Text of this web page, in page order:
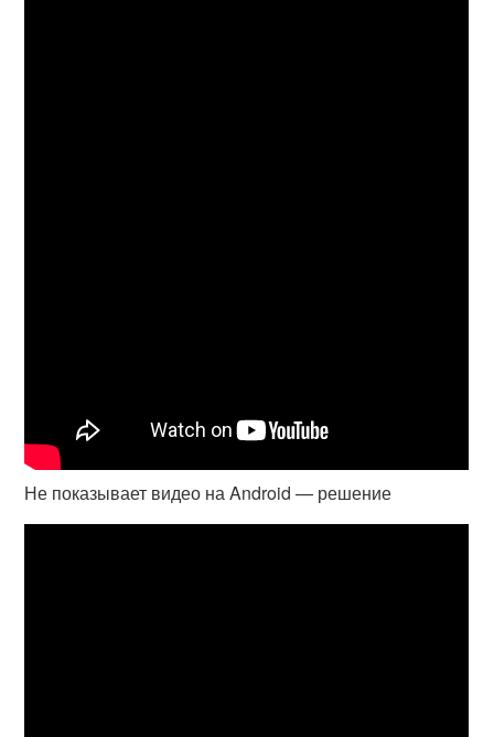
Не показывает видео на Android — решение